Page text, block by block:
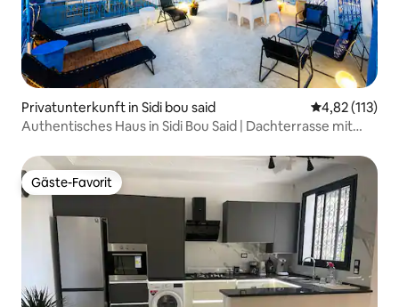
Privatunterkunft in Sidi bou said
4,82 (113)
Authentisches Haus in Sidi Bou Said | Dachterrasse mit
Gäste-Favorit
Gäste-Favorit